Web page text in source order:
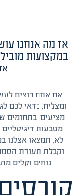
אז מה אנחנו
במקצועות
אם אתם רוצים
ומצליח, כדאי לכם
מציעים בתחומים
מטבעות
לא, תמצאו אצלנו
וקבלת תעודת
נוחים וקלים